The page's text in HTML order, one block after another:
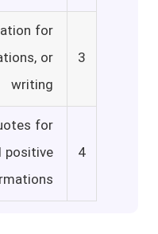
3
for
or
writing
4
for
positive